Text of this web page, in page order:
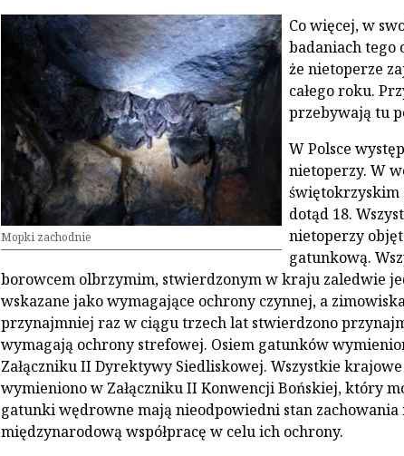
Mopki zachodnie
Co więcej, w
badaniach tego
że nietoperze
całego roku.
przebywają tu
W Polsce
nietoperzy. W
świętokrzyskim
dotąd 18.
nietoperzy
gatunkową.
borowcem olbrzymim, stwierdzonym w kraju zaledwie
wskazane jako wymagające ochrony czynnej, a
przynajmniej raz w ciągu trzech lat stwierdzono
wymagają ochrony strefowej. Osiem gatunków
Załączniku II Dyrektywy Siedliskowej. Wszystkie
wymieniono w Załączniku II Konwencji Bońskiej, który
gatunki wędrowne mają nieodpowiedni stan zachowania
międzynarodową współpracę w celu ich ochrony.